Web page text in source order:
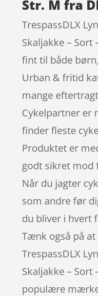
Str. M fra
TrespassDLX
Skaljakke – Sort
fint til både
Urban & fritid
mange
Cykelpartner er
finder fleste
Produktet er
godt sikret mod
Når du jagter
som andre før
du bliver i hvert
Tænk også på
TrespassDLX
Skaljakke – Sort
populære